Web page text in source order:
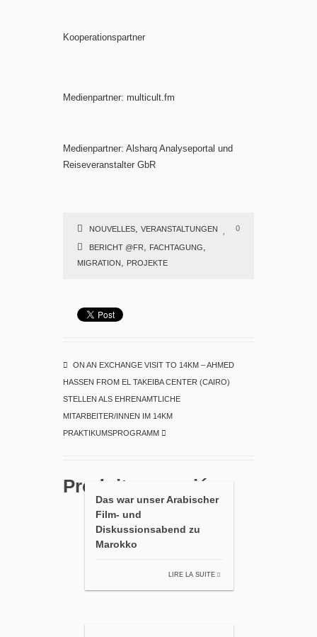
Kooperationspartner
Medienpartner: multicult.fm
Medienpartner: Alsharq Analyseportal und
Reiseveranstalter GbR
NOUVELLES, VERANSTALTUNGEN
BERICHT @FR, FACHTAGUNG,
MIGRATION, PROJEKTE
0
ON AN EXCHANGE VISIT TO 14KM – AHMED
HASSEN FROM EL TAKEIBA CENTER (CAIRO)
STELLEN ALS EHRENAMTLICHE
MITARBEITER/INNEN IM 14KM
PRAKTIKUMSPROGRAMM
Produits associés
Das war unser Arabischer
Film- und
Diskussionsabend zu
Marokko
LIRE LA SUITE